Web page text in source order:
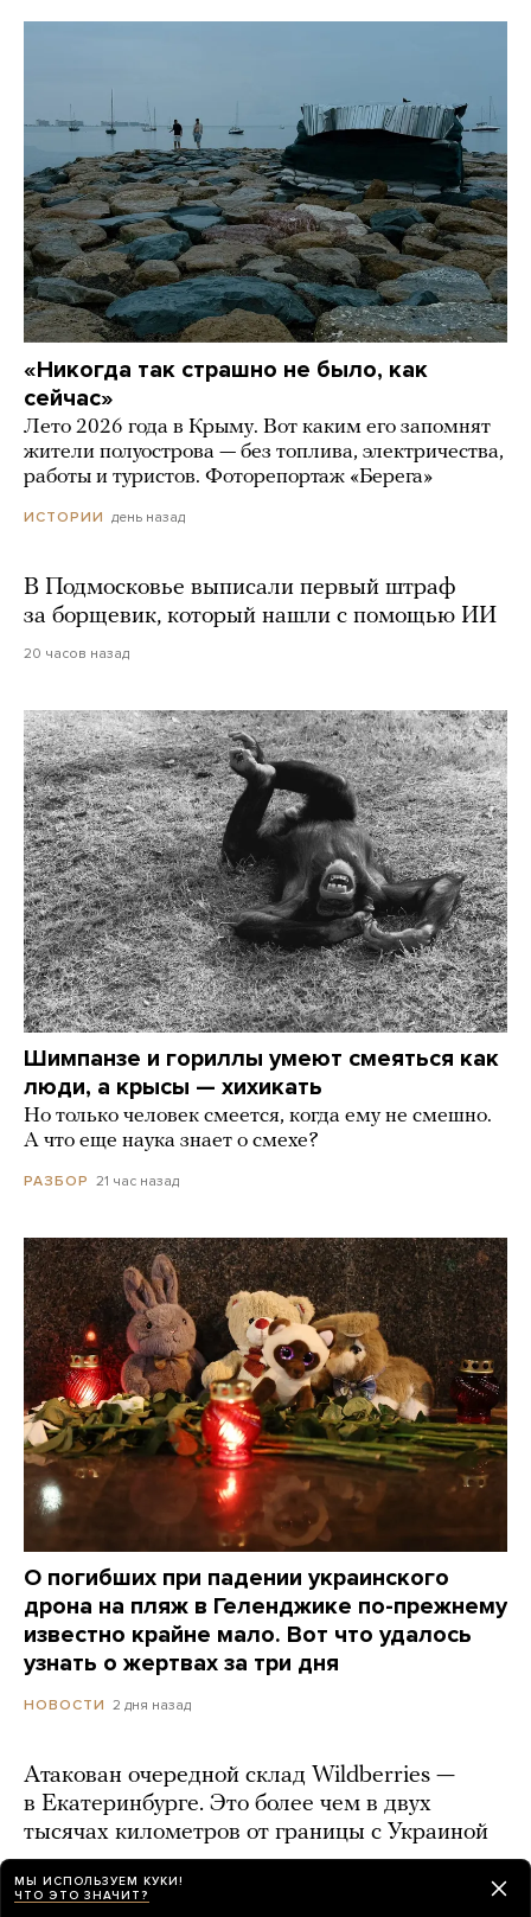
«Никогда так страшно не было, как
сейчас»
Лето 2026 года в Крыму. Вот каким его запомнят
жители полуострова — без топлива, электричества,
работы и туристов. Фоторепортаж «Берега»
ИСТОРИИ день назад
В Подмосковье выписали первый штраф
за борщевик, который нашли с помощью ИИ
20 часов назад
Шимпанзе и гориллы умеют смеяться как
люди, а крысы — хихикать
Но только человек смеется, когда ему не смешно.
А что еще наука знает о смехе?
РАЗБОР 21 час назад
О погибших при падении украинского
дрона на пляж в Геленджике по-прежнему
известно крайне мало. Вот что удалось
узнать о жертвах за три дня
НОВОСТИ 2 дня назад
Атакован очередной склад Wildberries —
в Екатеринбурге. Это более чем в двух
тысячах километров от границы с Украиной
МЫ ИСПОЛЬЗУЕМ КУКИ!
ЧТО ЭТО ЗНАЧИТ?